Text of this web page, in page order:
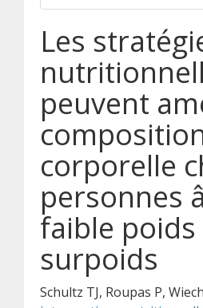
Les
peuvent
corporelle
personnes
faible poids
surpoids
Schultz TJ, Roupas P,